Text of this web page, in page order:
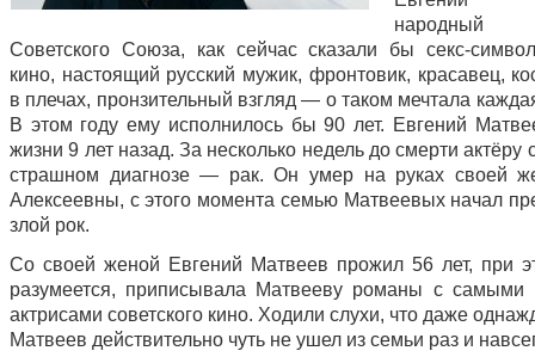
народный
Советского Союза, как сейчас сказали бы секс-символ
кино, настоящий русский мужик, фронтовик, красавец,
в плечах, пронзительный взгляд — о таком мечтала
В этом году ему исполнилось бы 90 лет. Евгений
жизни 9 лет назад. За несколько недель до смерти актёру
страшном диагнозе — рак. Он умер на руках своей
Алексеевны, с этого момента семью Матвеевых начал
злой рок.
Со своей женой Евгений Матвеев прожил 56 лет, при
разумеется, приписывала Матвееву романы с самыми
актрисами советского кино. Ходили слухи, что даже
Матвеев действительно чуть не ушел из семьи раз и